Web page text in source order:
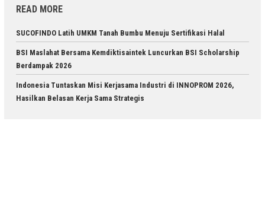
READ MORE
SUCOFINDO Latih UMKM Tanah Bumbu Menuju Sertifikasi Halal
BSI Maslahat Bersama Kemdiktisaintek Luncurkan BSI Scholarship
Berdampak 2026
Indonesia Tuntaskan Misi Kerjasama Industri di INNOPROM 2026,
Hasilkan Belasan Kerja Sama Strategis